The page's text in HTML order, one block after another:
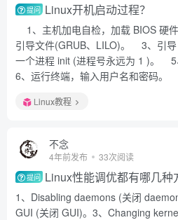
提问 Linux开机启动过程？
1、主机加电自检，加载 BIOS 硬
引导文件(GRUB、LILO)。 3、引
一个进程 init (进程号永远为 1 )。
6、运行终端，输入用户名和密码。
Linux教程
不念
4年前发布 33次阅读
提问 Linux性能调优都有哪几种
1、Disabling daemons (关闭
GUI (关闭 GUI)。3、Changing